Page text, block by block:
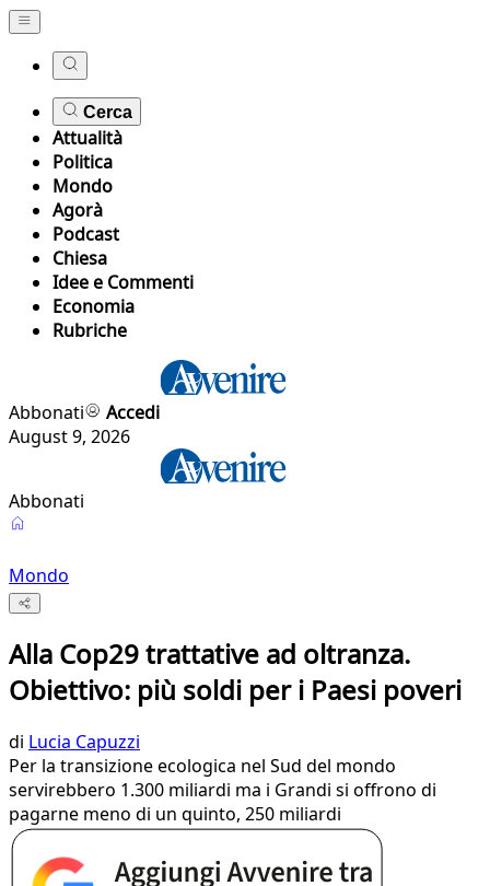
Cerca
Attualità
Politica
Mondo
Agorà
Podcast
Chiesa
Idee e Commenti
Economia
Rubriche
Abbonati
Accedi
August 9, 2026
Abbonati
Mondo
Alla Cop29 trattative ad oltranza.
Obiettivo: più soldi per i Paesi poveri
di Lucia Capuzzi
Per la transizione ecologica nel Sud del mondo
servirebbero 1.300 miliardi ma i Grandi si offrono di
pagarne meno di un quinto, 250 miliardi